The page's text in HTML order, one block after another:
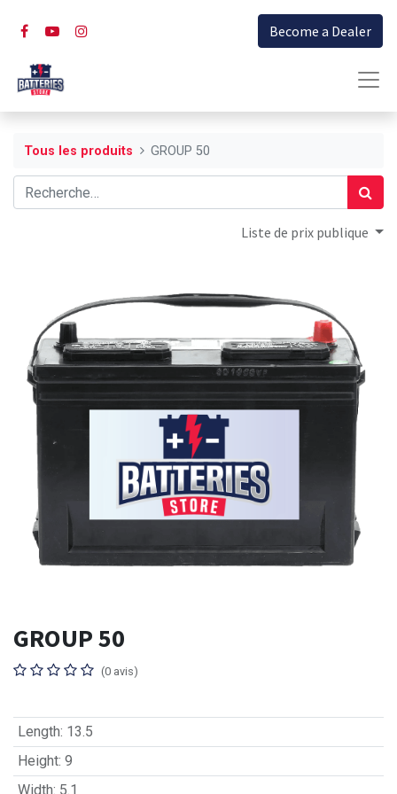
Become a Dealer
Tous les produits GROUP 50
Liste de prix publique
GROUP 50
(0 avis)
Length: 13.5
Height: 9
Width: 5.1